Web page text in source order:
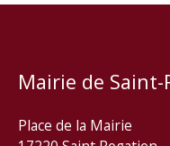
Mairie de Saint-
Place de la Mairie